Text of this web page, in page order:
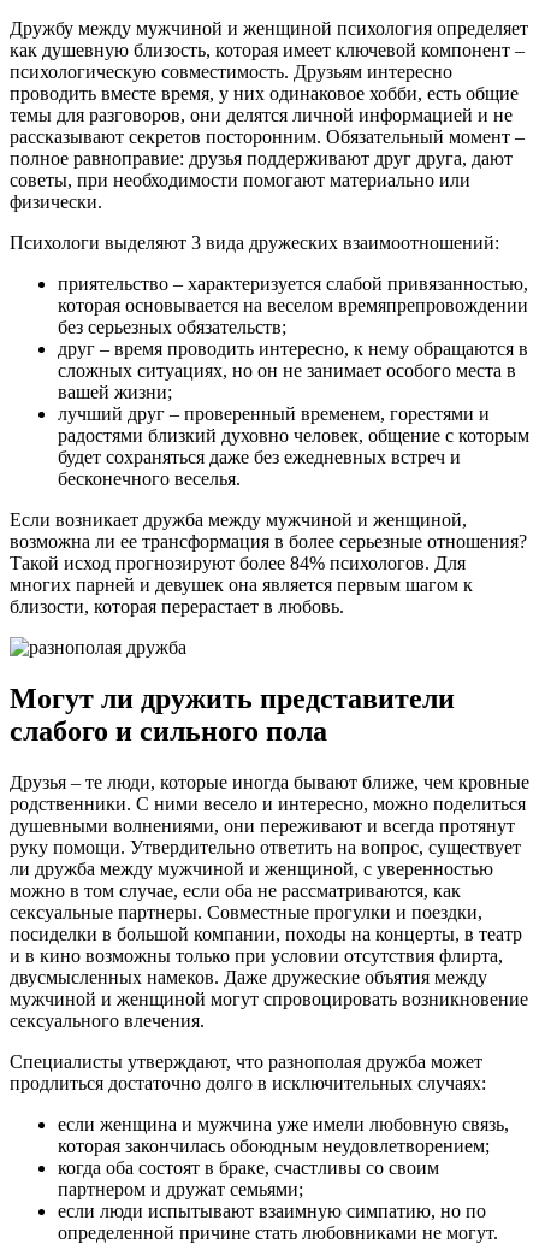
Дружбу между мужчиной и женщиной психология определяет
как душевную близость, которая имеет ключевой компонент –
психологическую совместимость. Друзьям интересно
проводить вместе время, у них одинаковое хобби, есть общие
темы для разговоров, они делятся личной информацией и не
рассказывают секретов посторонним. Обязательный момент –
полное равноправие: друзья поддерживают друг друга, дают
советы, при необходимости помогают материально или
физически.
Психологи выделяют 3 вида дружеских взаимоотношений:
приятельство – характеризуется слабой привязанностью,
которая основывается на веселом времяпрепровождении
без серьезных обязательств;
друг – время проводить интересно, к нему обращаются в
сложных ситуациях, но он не занимает особого места в
вашей жизни;
лучший друг – проверенный временем, горестями и
радостями близкий духовно человек, общение с которым
будет сохраняться даже без ежедневных встреч и
бесконечного веселья.
Если возникает дружба между мужчиной и женщиной,
возможна ли ее трансформация в более серьезные отношения?
Такой исход прогнозируют более 84% психологов. Для
многих парней и девушек она является первым шагом к
близости, которая перерастает в любовь.
Могут ли дружить представители
слабого и сильного пола
Друзья – те люди, которые иногда бывают ближе, чем кровные
родственники. С ними весело и интересно, можно поделиться
душевными волнениями, они переживают и всегда протянут
руку помощи. Утвердительно ответить на вопрос, существует
ли дружба между мужчиной и женщиной, с уверенностью
можно в том случае, если оба не рассматриваются, как
сексуальные партнеры. Совместные прогулки и поездки,
посиделки в большой компании, походы на концерты, в театр
и в кино возможны только при условии отсутствия флирта,
двусмысленных намеков. Даже дружеские объятия между
мужчиной и женщиной могут спровоцировать возникновение
сексуального влечения.
Специалисты утверждают, что разнополая дружба может
продлиться достаточно долго в исключительных случаях:
если женщина и мужчина уже имели любовную связь,
которая закончилась обоюдным неудовлетворением;
когда оба состоят в браке, счастливы со своим
партнером и дружат семьями;
если люди испытывают взаимную симпатию, но по
определенной причине стать любовниками не могут.